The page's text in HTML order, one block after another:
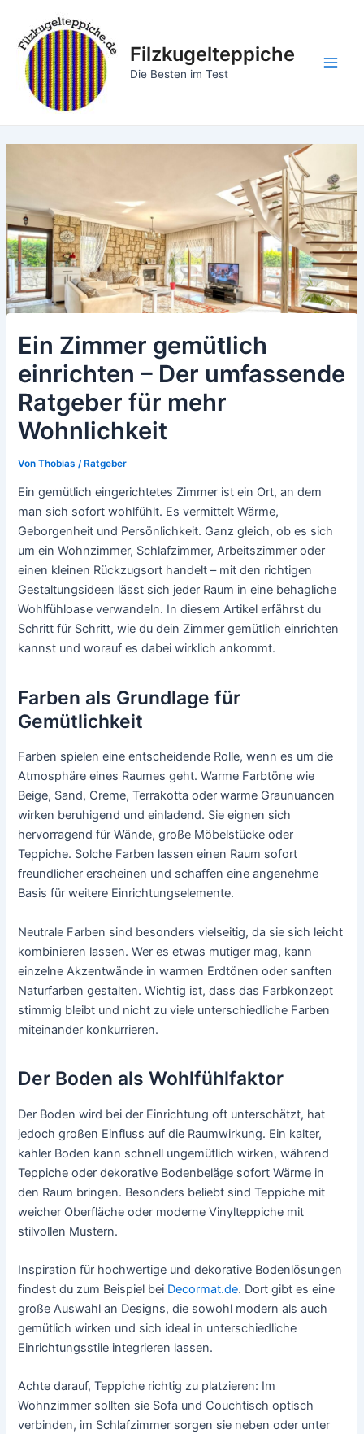
springen
Filzkugelteppiche
Die Besten im Test
Ein Zimmer gemütlich
einrichten – Der umfassende
Ratgeber für mehr
Wohnlichkeit
VonThobias /Ratgeber
Ein gemütlich eingerichtetes Zimmer ist ein Ort, an dem
man sich sofort wohlfühlt. Es vermittelt Wärme,
Geborgenheit und Persönlichkeit. Ganz gleich, ob es sich
um ein Wohnzimmer, Schlafzimmer, Arbeitszimmer oder
einen kleinen Rückzugsort handelt – mit den richtigen
Gestaltungsideen lässt sich jeder Raum in eine behagliche
Wohlfühloase verwandeln. In diesem Artikel erfährst du
Schritt für Schritt, wie du dein Zimmer gemütlich einrichten
kannst und worauf es dabei wirklich ankommt.
Farben als Grundlage für
Gemütlichkeit
Farben spielen eine entscheidende Rolle, wenn es um die
Atmosphäre eines Raumes geht. Warme Farbtöne wie
Beige, Sand, Creme, Terrakotta oder warme Graunuancen
wirken beruhigend und einladend. Sie eignen sich
hervorragend für Wände, große Möbelstücke oder
Teppiche. Solche Farben lassen einen Raum sofort
freundlicher erscheinen und schaffen eine angenehme
Basis für weitere Einrichtungselemente.
Neutrale Farben sind besonders vielseitig, da sie sich leicht
kombinieren lassen. Wer es etwas mutiger mag, kann
einzelne Akzentwände in warmen Erdtönen oder sanften
Naturfarben gestalten. Wichtig ist, dass das Farbkonzept
stimmig bleibt und nicht zu viele unterschiedliche Farben
miteinander konkurrieren.
Der Boden als Wohlfühlfaktor
Der Boden wird bei der Einrichtung oft unterschätzt, hat
jedoch großen Einfluss auf die Raumwirkung. Ein kalter,
kahler Boden kann schnell ungemütlich wirken, während
Teppiche oder dekorative Bodenbeläge sofort Wärme in
den Raum bringen. Besonders beliebt sind Teppiche mit
weicher Oberfläche oder moderne Vinylteppiche mit
stilvollen Mustern.
Inspiration für hochwertige und dekorative Bodenlösungen
findest du zum Beispiel bei Decormat.de. Dort gibt es eine
große Auswahl an Designs, die sowohl modern als auch
gemütlich wirken und sich ideal in unterschiedliche
Einrichtungsstile integrieren lassen.
Achte darauf, Teppiche richtig zu platzieren: Im
Wohnzimmer sollten sie Sofa und Couchtisch optisch
verbinden, im Schlafzimmer sorgen sie neben oder unter